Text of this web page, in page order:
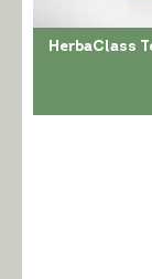
HerbaClass